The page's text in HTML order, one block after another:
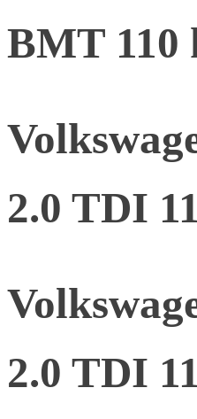
BMT 110
2.0 TDI
2.0 TDI